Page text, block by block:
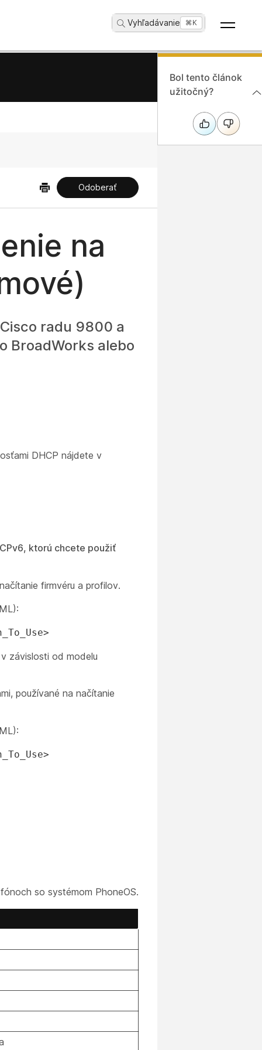
Vyhľadávanie ...⌘K
Odoberať
na
radu 9800 a
BroadWorks alebo
DHCP nájdete v
ktorú chcete použiť
firmvéru a profilov.
závislosti od modelu
používané na načítanie
so systémom PhoneOS.
Bol tento článok
užitočný?